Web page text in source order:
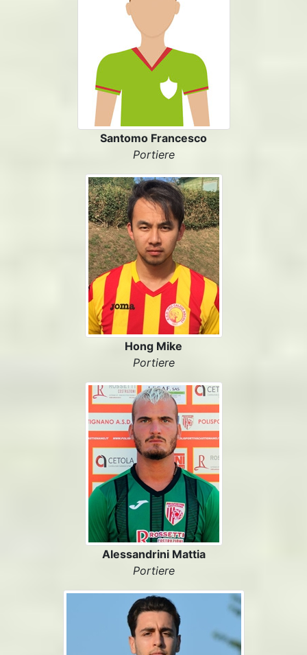
Santomo Francesco
Portiere
Hong Mike
Portiere
Alessandrini Mattia
Portiere